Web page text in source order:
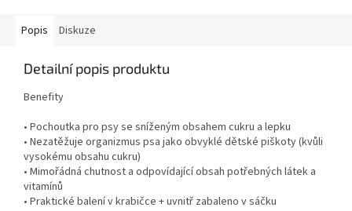
Popis Diskuze
Detailní popis produktu
Benefity
• Pochoutka pro psy se sníženým obsahem cukru a lepku
• Nezatěžuje organizmus psa jako obvyklé dětské piškoty (kvůli
vysokému obsahu cukru)
• Mimořádná chutnost a odpovídající obsah potřebných látek a
vitamínů
• Praktické balení v krabičce + uvnitř zabaleno v sáčku